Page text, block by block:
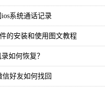
系统通话记录
的安装和使用图文教程
如何恢复？
信好友如何找回